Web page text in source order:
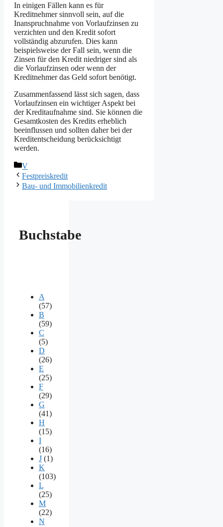
In einigen Fällen kann es für
Kreditnehmer sinnvoll sein, auf die
Inanspruchnahme von Vorlaufzinsen zu
verzichten und den Kredit sofort
vollständig abzurufen. Dies kann
beispielsweise der Fall sein, wenn die
Zinsen für den Kredit niedriger sind als
die Vorlaufzinsen oder wenn der
Kreditnehmer das Geld sofort benötigt.
Zusammenfassend lässt sich sagen, dass
Vorlaufzinsen ein wichtiger Aspekt bei
der Kreditaufnahme sind. Sie können die
Gesamtkosten des Kredits erheblich
beeinflussen und sollten daher bei der
Kreditentscheidung berücksichtigt
werden.
Kategorien
V
Festpreiskredit
Bau- und Immobilienkredit
Buchstabe
A
(57)
B
(59)
C
(5)
D
(26)
E
(25)
F
(29)
G
(41)
H
(15)
I
(16)
J (1)
K
(103)
L
(25)
M
(22)
N